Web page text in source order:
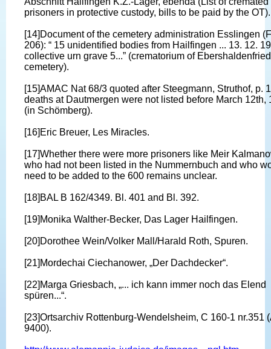
prisoners in protective custody, bills to be paid by the OT).
[14]Document of the cemetery administration Esslingen
206): “ 15 unidentified bodies from Hailfingen ... 13. 12.
collective urn grave 5...” (crematorium of
cemetery).
[15]AMAC Nat 68/3 quoted after Steegmann, Struthof, p.
deaths at Dautmergen were not listed before March 12th,
(in Schömberg).
[16]Eric Breuer, Les Miracles.
[17]Whether there were more prisoners like Meir
who had not been listed in the Nummernbuch and who
need to be added to the 600 remains unclear.
[18]BAL B 162/4349. Bl. 401 and Bl. 392.
[19]Monika Walther-Becker, Das Lager Hailfingen.
[20]Dorothee Wein/Volker Mall/Harald Roth, Spuren.
[21]Mordechai Ciechanower, „Der Dachdecker“.
[22]Marga Griesbach, „... ich kann immer noch das Elend
spüren...“.
[23]Ortsarchiv Rottenburg-Wendelsheim, C 160-1 nr.351
9400).